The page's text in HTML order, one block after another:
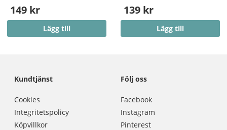
149 kr
Lägg till
139 kr
Lägg till
Kundtjänst
Cookies
Integritetspolicy
Köpvillkor
Följ oss
Facebook
Instagram
Pinterest